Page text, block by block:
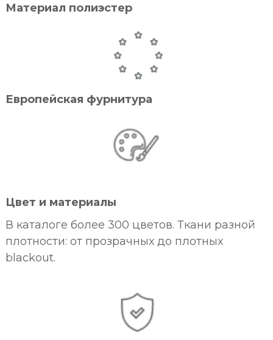
Материал полиэстер
Европейская фурнитура
Цвет и материалы
В каталоге более 300 цветов. Ткани разной
плотности: от прозрачных до плотных
blackout.